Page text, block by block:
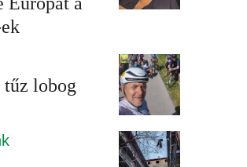
tűz lobog